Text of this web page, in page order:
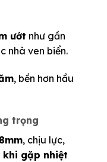
ướt như gần
nhà ven biển.
, bền hơn hầu
trọng
, chịu lực,
gặp nhiệt